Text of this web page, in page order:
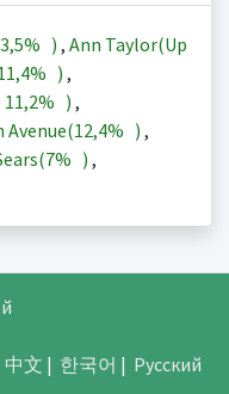
) , Ann Taylor(Up
) ,
11,2% ) ,
Avenue(12,4% ) ,
7% ) ,
中文 | 한국어 | Русский